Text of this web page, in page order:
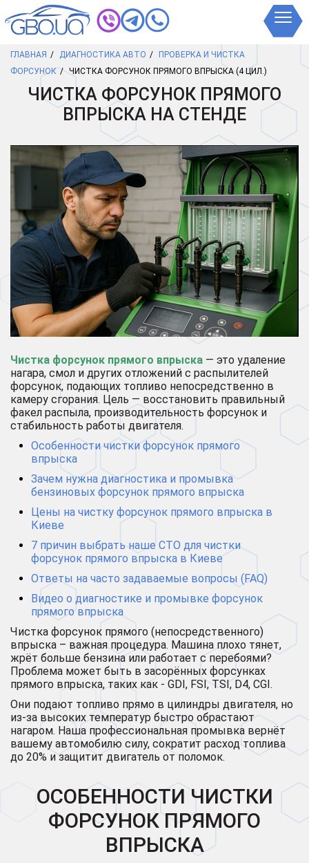
ГЛАВНАЯ ДИАГНОСТИКА АВТО
ПРОВЕРКА И ЧИСТКА
ФОРСУНОК
ЧИСТКА ФОРСУНОК ПРЯМОГО ВПРЫСКА (4 ЦИЛ.)
ЧИСТКА ФОРСУНОК ПРЯМОГО
ВПРЫСКА НА СТЕНДЕ
Чистка форсунок прямого впрыска — это удаление
нагара, смол и других отложений с распылителей
форсунок, подающих топливо непосредственно в
камеру сгорания. Цель — восстановить правильный
факел распыла, производительность форсунок и
стабильность работы двигателя.
Особенности чистки форсунок прямого
впрыска
Зачем нужна диагностика и промывка
бензиновых форсунок прямого впрыска
Цены на чистку форсунок прямого впрыска в
Киеве
7 причин выбрать наше СТО для чистки
форсунок прямого впрыска в Киеве
Ответы на часто задаваемые вопросы (FAQ)
Видео о диагностике и промывке форсунок
прямого впрыска
Чистка форсунок прямого (непосредственного)
впрыска – важная процедура. Машина плохо тянет,
жрёт больше бензина или работает с перебоями?
Проблема может быть в засорённых форсунках
прямого впрыска, таких как - GDI, FSI, TSI, D4, CGI.
Они подают топливо прямо в цилиндры двигателя, но
из-за высоких температур быстро обрастают
нагаром. Наша профессиональная промывка вернёт
вашему автомобилю силу, сократит расход топлива
до 20% и защитит двигатель от поломок.
ОСОБЕННОСТИ ЧИСТКИ
ФОРСУНОК ПРЯМОГО
ВПРЫСКА